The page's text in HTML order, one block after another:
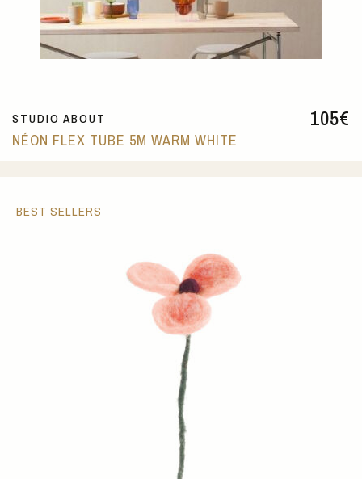
105€
STUDIO ABOUT
NÉON FLEX TUBE 5M WARM WHITE
BEST SELLERS